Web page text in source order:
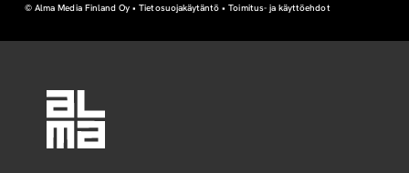
© Alma Media Finland Oy •Tietosuojakäytäntö •Toimitus- ja käyttöehdot